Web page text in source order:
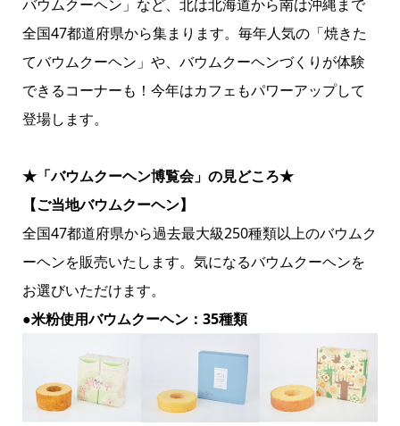
バウムクーヘン」など、北は北海道から南は沖縄まで
全国47都道府県から集まります。毎年人気の「焼きた
てバウムクーヘン」や、バウムクーヘンづくりが体験
できるコーナーも！今年はカフェもパワーアップして
登場します。
★「バウムクーヘン博覧会」の見どころ★
【ご当地バウムクーヘン】
全国47都道府県から過去最大級250種類以上のバウムク
ーヘンを販売いたします。気になるバウムクーヘンを
お選びいただけます。
●米粉使用バウムクーヘン：35種類